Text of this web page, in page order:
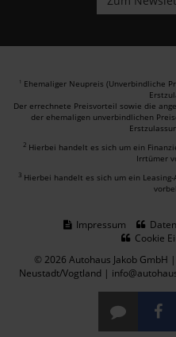
1 Ehemaliger Neupreis (Unverbindliche
Der errechnete Preisvorteil sowie die
der ehemaligen unverbindlichen
2 Hierbei handelt es sich um ein
Irrtümer
3 Hierbei handelt es sich um ein
Impressum
Cookie
© 2026 Autohaus Jakob GmbH
Neustadt/Vogtland |